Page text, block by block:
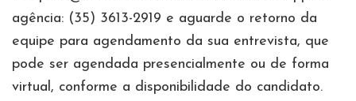
agência: (35) 3613-2919 e aguarde o retorno da
equipe para agendamento da sua entrevista, que
pode ser agendada presencialmente ou de forma
virtual, conforme a disponibilidade do candidato.